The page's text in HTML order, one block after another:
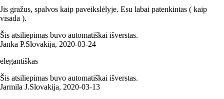
Jis gražus, spalvos kaip paveikslėlyje. Esu labai patenkintas ( kaip
visada ).
Šis atsiliepimas buvo automatiškai išverstas.
Janka P.Slovakija, 2020‑03‑24
elegantiškas
Šis atsiliepimas buvo automatiškai išverstas.
Jarmila J.Slovakija, 2020‑03‑13